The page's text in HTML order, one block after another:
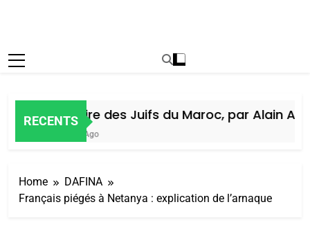
RECENTS
Histoire des Juifs du Maroc, par Alain
5 Jours Ago
Home
DAFINA
Français piégés à Netanya : explication de l’arnaque